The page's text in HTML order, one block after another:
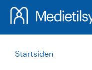
Startsiden